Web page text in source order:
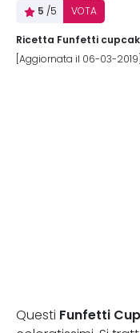
5 /5 VOTA
Ricetta Funfetti
[Aggiornata il 06-03-2019]
Questi Funfetti